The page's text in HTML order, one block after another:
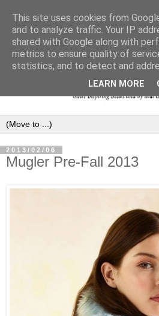
2013/02/06
Mugler Pre-Fall 2013
This site uses cookies from
and to analyze traffic. Your IP
shared with Google along with
metrics to ensure quality of
statistics, and to detect and
LEARN MORE